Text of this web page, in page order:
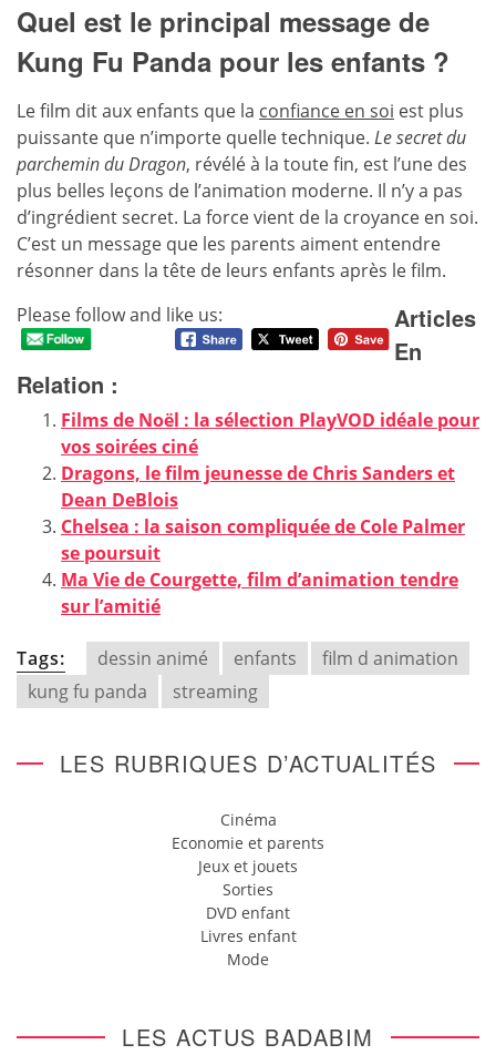
Quel est le principal message de
Kung Fu Panda pour les enfants ?
Le film dit aux enfants que la confiance en soi est plus
puissante que n’importe quelle technique. Le secret du
parchemin du Dragon, révélé à la toute fin, est l’une des
plus belles leçons de l’animation moderne. Il n’y a pas
d’ingrédient secret. La force vient de la croyance en soi.
C’est un message que les parents aiment entendre
résonner dans la tête de leurs enfants après le film.
Please follow and like us:
Articles
En
Relation :
Films de Noël : la sélection PlayVOD idéale pour
vos soirées ciné
Dragons, le film jeunesse de Chris Sanders et
Dean DeBlois
Chelsea : la saison compliquée de Cole Palmer
se poursuit
Ma Vie de Courgette, film d’animation tendre
sur l’amitié
Tags: dessin animé enfants
film d animation
kung fu panda
streaming
LES RUBRIQUES D’ACTUALITÉS
Cinéma
Economie et parents
Jeux et jouets
Sorties
DVD enfant
Livres enfant
Mode
LES ACTUS BADABIM